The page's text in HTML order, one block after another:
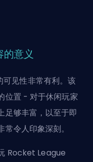
意义
见性非常有利。该
位置 - 对于休闲玩家
足够丰富，以至于即
令人印象深刻。
Rocket League